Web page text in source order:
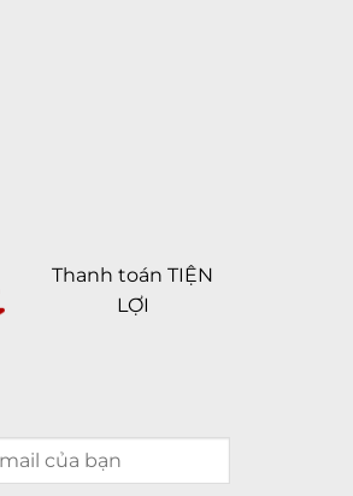
Thanh toán TIỆN
LỢI